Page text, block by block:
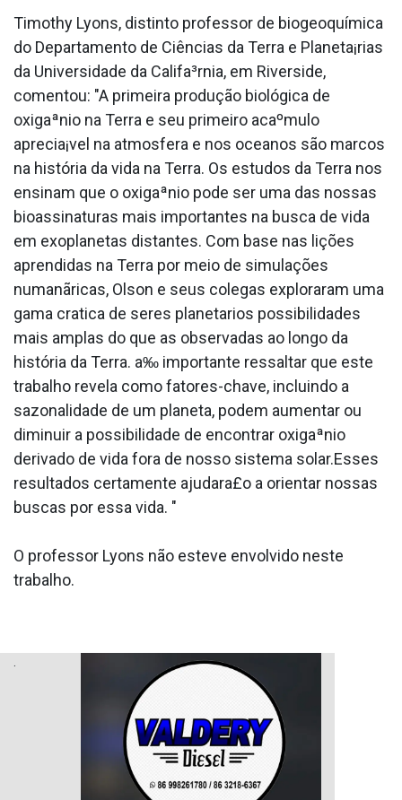
Timothy Lyons, distinto professor de biogeoquímica
do Departamento de Ciências da Terra e Planeta¡rias
da Universidade da Califa³rnia, em Riverside,
comentou: "A primeira produção biológica de
oxigaªnio na Terra e seu primeiro acaºmulo
aprecia¡vel na atmosfera e nos oceanos são marcos
na história da vida na Terra. Os estudos da Terra nos
ensinam que o oxigaªnio pode ser uma das nossas
bioassinaturas mais importantes na busca de vida
em exoplanetas distantes. Com base nas lições
aprendidas na Terra por meio de simulações
numanãricas, Olson e seus colegas exploraram uma
gama cra­tica de seres planetarios possibilidades
mais amplas do que as observadas ao longo da
história da Terra. a‰ importante ressaltar que este
trabalho revela como fatores-chave, incluindo a
sazonalidade de um planeta, podem aumentar ou
diminuir a possibilidade de encontrar oxigaªnio
derivado de vida fora de nosso sistema solar.Esses
resultados certamente ajudara£o a orientar nossas
buscas por essa vida. "
O professor Lyons não esteve envolvido neste
trabalho.
.